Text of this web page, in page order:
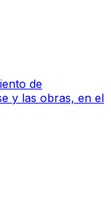
de
y las obras, en el